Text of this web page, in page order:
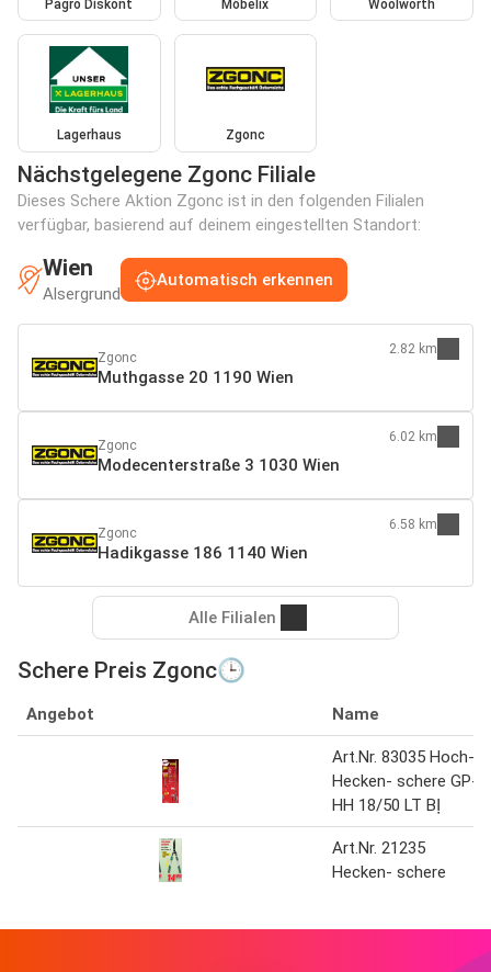
Pagro Diskont Möbelix Woolworth
Lagerhaus Zgonc
Nächstgelegene Zgonc Filiale
Dieses Schere Aktion Zgonc ist in den folgenden Filialen
verfügbar, basierend auf deinem eingestellten Standort:
Wien
Alsergrund
Automatisch erkennen
Zgonc
Muthgasse 20 1190 Wien
2.82 km
Zgonc
Modecenterstraße 3 1030 Wien
6.02 km
Zgonc
Hadikgasse 186 1140 Wien
6.58 km
Alle Filialen
Schere Preis Zgonc🕒
Angebot Name
Art.Nr. 83035 Hoch-
Hecken- schere GP-
HH 18/50 LT BỊ
Art.Nr. 21235
Hecken- schere